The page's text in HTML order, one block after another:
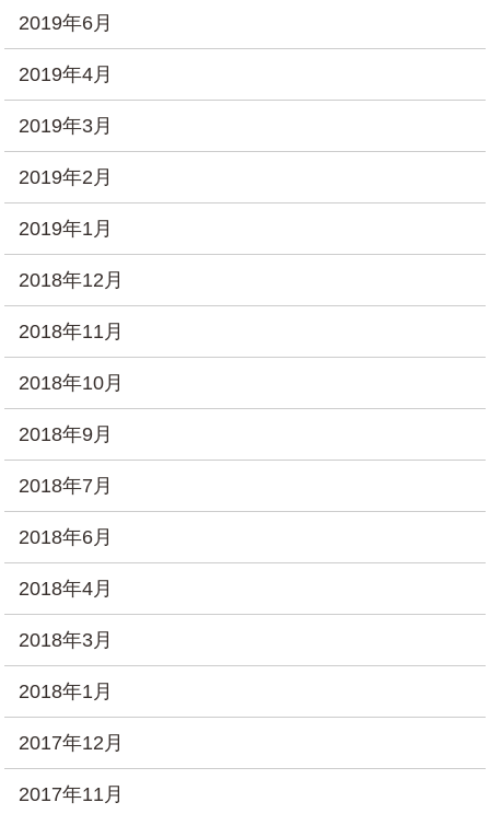
2019年6月
2019年4月
2019年3月
2019年2月
2019年1月
2018年12月
2018年11月
2018年10月
2018年9月
2018年7月
2018年6月
2018年4月
2018年3月
2018年1月
2017年12月
2017年11月